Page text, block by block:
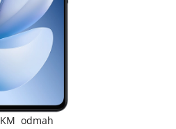
KM odmah